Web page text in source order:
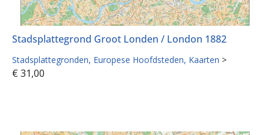
Stadsplattegrond Groot Londen / London 1882
Stadsplattegronden Europese Hoofdsteden Kaarten >
€ 31,00